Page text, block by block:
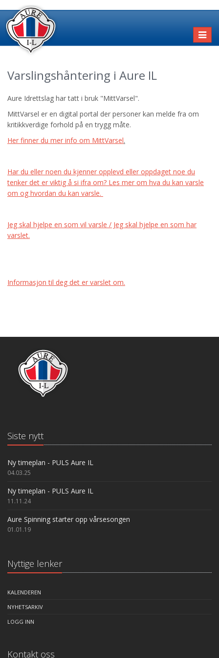
Varslingshåntering i Aure IL
Aure Idrettslag har tatt i bruk "MittVarsel".
MittVarsel er en digital portal der personer kan melde fra om
kritikkverdige forhold på en trygg måte.
Her finner du mer info om MittVarsel.
Har du eller noen du kjenner opplevd eller oppdaget noe du
tenker det er viktig å si ifra om? Les mer om hva du kan varsle
om og hvordan du kan varsle.
Jeg skal hjelpe en som vil varsle / Jeg skal hjelpe en som har
varslet.
Informasjon til deg det er varslet om.
Siste nytt
Ny timeplan - PULS Aure IL
04.03.25
Ny timeplan - PULS Aure IL
11.11.24
Aure Spinning starter opp vårsesongen
01.01.19
Nyttige lenker
KALENDEREN
NYHETSARKIV
LOGG INN
Kontakt oss